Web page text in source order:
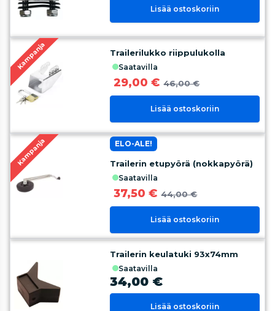
Lisää ostoskoriin
Kampanja Trailerilukko riippulukolla
saatavilla
29,00 € 46,00 €
Lisää ostoskoriin
Kampanja ELO-ALE!
Trailerin etupyörä (nokkapyörä)
saatavilla
37,50 € 44,00 €
Lisää ostoskoriin
Trailerin keulatuki 93x74mm
saatavilla
34,00 €
Lisää ostoskoriin